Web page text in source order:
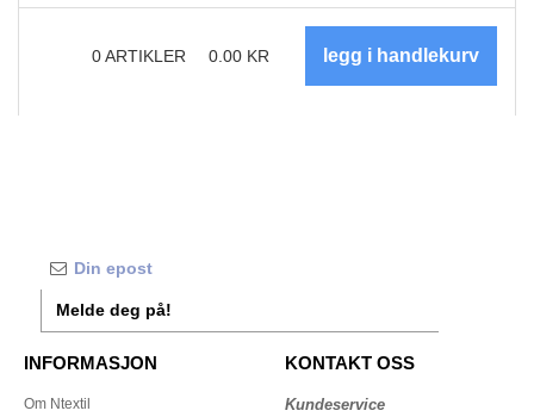
0ARTIKLER 0.00 KR
Melde deg på!
INFORMASJON
Om Ntextil
KONTAKT OSS
Kundeservice